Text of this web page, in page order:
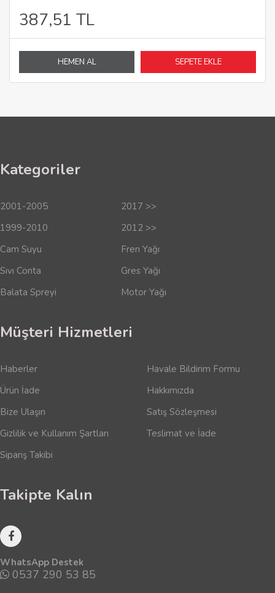
387,51 TL
HEMEN AL SEPETE EKLE
Kategoriler
2001-2005
2017 >>
1999-2010
2012 >>
Cam Suyu
Fren Yağı
Sıvı Conta
Gres Yağı
Balata Spreyi
Motor Yağı
Müşteri Hizmetleri
Haberler
Havale Bildirim Formu
Ürün İade
Hakkımızda
Bize Ulaşın
Satış Sözleşmesi
Gizlilik ve Kullanım Şartları
Teslimat ve İade
Sipariş Takibi
Takipte Kalın
WhatsApp Destek
0537 290 53 85